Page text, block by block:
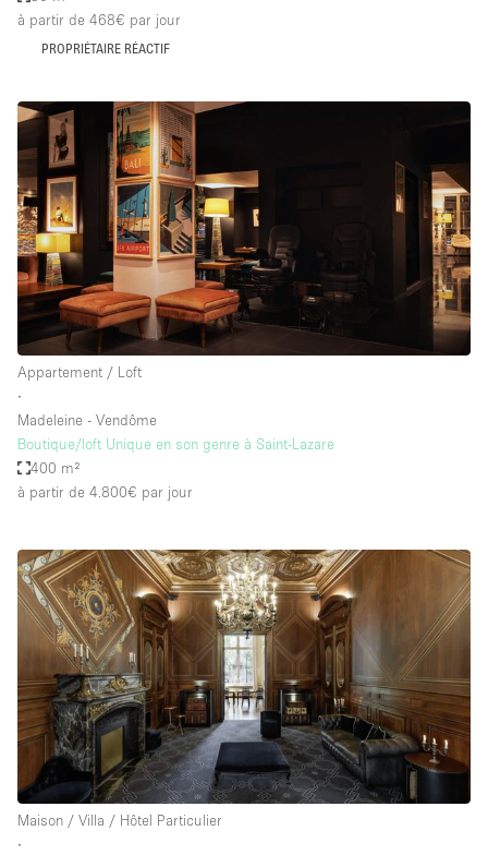
à partir de 468€ par jour
PROPRIÉTAIRE RÉACTIF
Appartement / Loft
∙
Madeleine - Vendôme
Boutique/loft Unique en son genre à Saint-Lazare
400 m²
à partir de 4.800€ par jour
Maison / Villa / Hôtel Particulier
∙